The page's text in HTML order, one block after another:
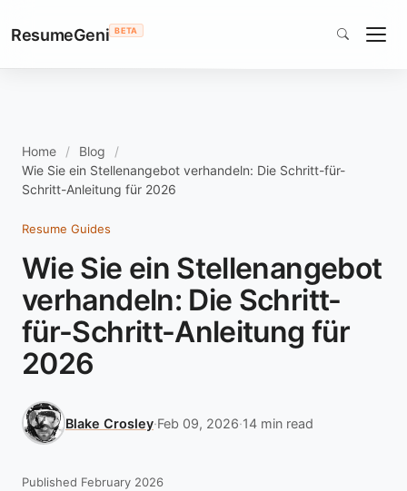
ResumeGeni BETA
Home
Blog
Wie Sie ein Stellenangebot verhandeln: Die Schritt-für-
Schritt-Anleitung für 2026
Resume Guides
Wie Sie ein Stellenangebot
verhandeln: Die Schritt-
für-Schritt-Anleitung für
2026
Blake Crosley·Feb 09, 2026·14 min read
Published February 2026